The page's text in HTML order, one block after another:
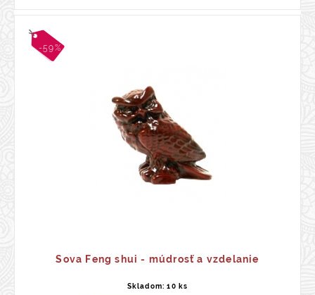
-59%
Sova Feng shui - múdrosť a vzdelanie
Skladom: 10 ks